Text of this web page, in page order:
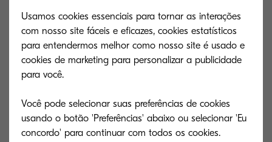
Há várias tecnologias que podem realizar o
processo de integração, incluindo a impressão
móvel ThinPrint. Um dispositivo móvel recebe um
Uma vez enviados a partir de um dispositivo do
usuário, os trabalhos de impressão móvel podem
Usamos cookies essenciais para tornar as interações
com nosso site fáceis e eficazes, cookies estatísticos
para entendermos melhor como nosso site é usado e
cookies de marketing para personalizar a publicidade
para você.
Você pode selecionar suas preferências de cookies
usando o botão 'Preferências' abaixo ou selecionar 'Eu